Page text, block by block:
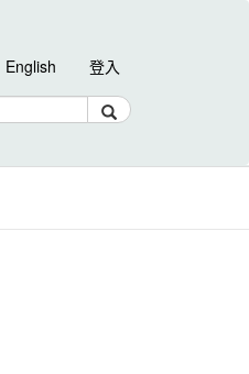
English 登入